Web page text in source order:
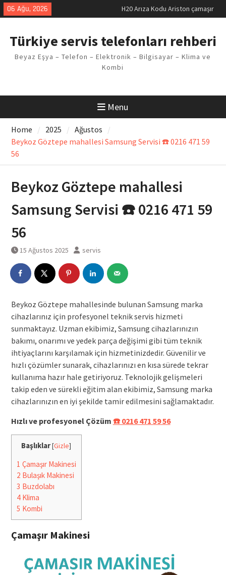
Skip
to
06 Ağu, 2026
LG kombi E2 Arızası Çözümü
Vaillant çamaşır makinesi E03
Arıza Kodu
Ferroli klima E3 Arızası Çözümü
Türkiye servis telefonları rehberi
Beyaz Eşya – Telefon – Elektronik – Bilgisayar – Klima ve
Kombi
Menu
Home 2025
Ağustos
Beykoz Göztepe mahallesi Samsung Servisi ☎️ 0216 471 59
56
Beykoz Göztepe mahallesi
Samsung Servisi ☎️ 0216 471 59
56
15 Ağustos 2025 servis
Beykoz Göztepe mahallesinde bulunan Samsung marka
cihazlarınız için profesyonel teknik servis hizmeti
sunmaktayız. Uzman ekibimiz, Samsung cihazlarınızın
bakımı, onarımı ve yedek parça değişimi gibi tüm teknik
ihtiyaçlarını karşılamak için hizmetinizdedir. Güvenilir ve
hızlı çözümler sunarak, cihazlarınızı en kısa sürede tekrar
kullanıma hazır hale getiriyoruz. Teknolojik gelişmeleri
takip eden ve sürekli eğitim alan ekibimiz, Samsung marka
cihazlarınızın en iyi şekilde tamir edilmesini sağlamaktadır.
Hızlı ve profesyonel Çözüm ☎️ 0216 471 59 56
Başlıklar[Gizle]
1 Çamaşır Makinesi
2 Bulaşık Makinesi
3 Buzdolabı
4Klima
5 Kombi
Çamaşır Makinesi